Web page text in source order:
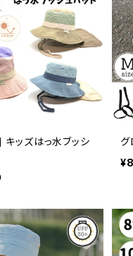
ッズはっ水ブッシ